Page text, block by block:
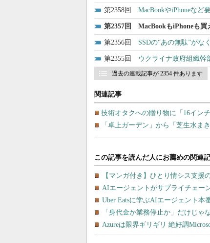
2358 MacBookやiPhoneな
2357 MacBookもiPhoneも
2356 SSDの“あの無駄”がな
2355 ウクライナ政府組織幹
過去の連載記事が 2354 件あります
関連記事
技術オタクへの贈り物に「16イン
「卓上ガーデン」から「芝生水